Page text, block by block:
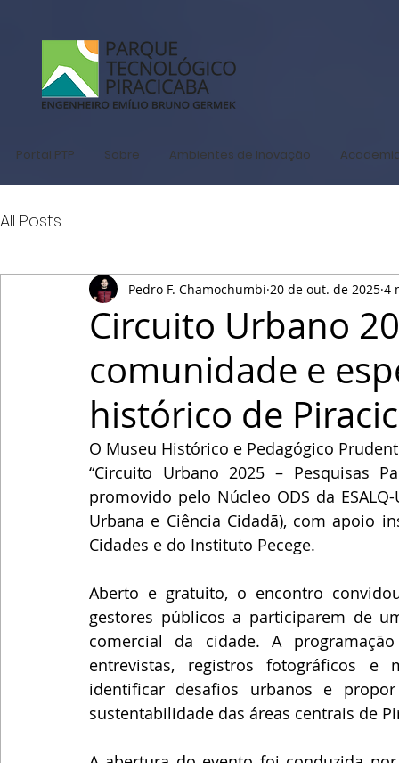
Portal PTP Sobre Ambientes de Inovação
All Posts
Circuito Urbano
comunidade e
histórico de
Pedro F. Chamochumbi 20 de out. de 2025 4
O Museu Histórico e Pedagógico
“Circuito Urbano 2025 – Pesquisas
promovido pelo Núcleo ODS da
Urbana e Ciência Cidadã), com apoio
Cidades e do Instituto Pecege.
Aberto e gratuito, o encontro
gestores públicos a participarem de
comercial da cidade. A
entrevistas, registros fotográficos
identificar desafios urbanos e
sustentabilidade das áreas centrais de